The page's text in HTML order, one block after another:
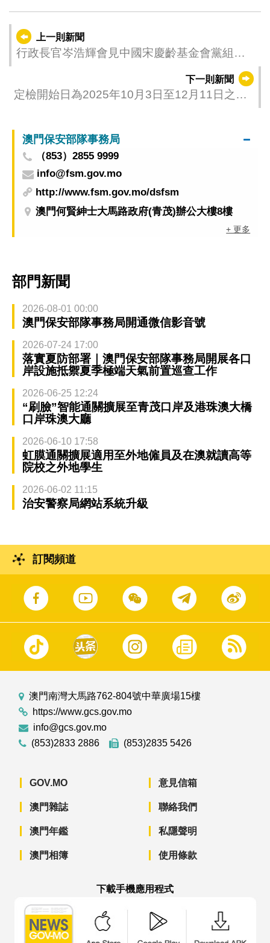
上一則新聞
行政長官岑浩輝會見中國宋慶齡基金會黨組書
下一則新聞
定檢開始日為2025年10月3日至12月11日之車
澳門保安部隊事務局
（853）2855 9999
info@fsm.gov.mo
http://www.fsm.gov.mo/dsfsm
澳門何賢紳士大馬路政府(青茂)辦公大樓8樓
+ 更多
部門新聞
2026-08-01 00:00
澳門保安部隊事務局開通微信影音號
2026-07-24 17:00
落實夏防部署｜澳門保安部隊事務局開展各口
岸設施抵禦夏季極端天氣前置巡查工作
2026-06-25 12:24
“刷臉”智能通關擴展至青茂口岸及港珠澳大橋
口岸珠澳大廳
2026-06-10 17:58
虹膜通關擴展適用至外地僱員及在澳就讀高等
院校之外地學生
2026-06-02 11:15
治安警察局網站系統升級
訂閱頻道
澳門南灣大馬路762-804號中華廣場15樓
https://www.gcs.gov.mo
info@gcs.gov.mo
(853)2833 2886
(853)2835 5426
GOV.MO
澳門雜誌
澳門年鑑
澳門相簿
意見信箱
聯絡我們
私隱聲明
使用條款
下載手機應用程式